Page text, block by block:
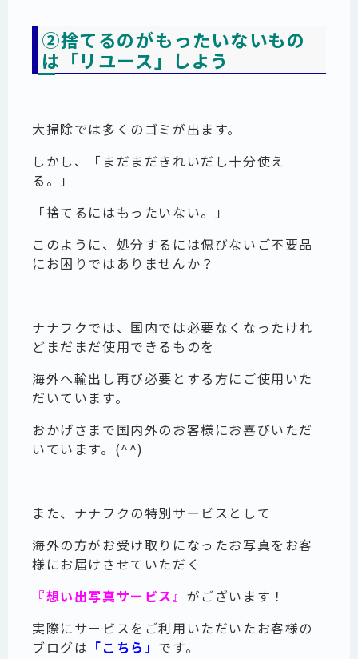
②捨てるのがもったいないもの
は「リユース」しよう
大掃除では多くのゴミが出ます。
しかし、「まだまだきれいだし十分使え
る。」
「捨てるにはもったいない。」
このように、処分するには偲びないご不要品
にお困りではありませんか？
ナナフクでは、国内では必要なくなったけれ
どまだまだ使用できるものを
海外へ輸出し再び必要とする方にご使用いた
だいています。
おかげさまで国内外のお客様にお喜びいただ
いています。(^^)
また、ナナフクの特別サービスとして
海外の方がお受け取りになったお写真をお客
様にお届けさせていただく
『想い出写真サービス』 がございます！
実際にサービスをご利用いただいたお客様の
ブログは 「こちら」 です。